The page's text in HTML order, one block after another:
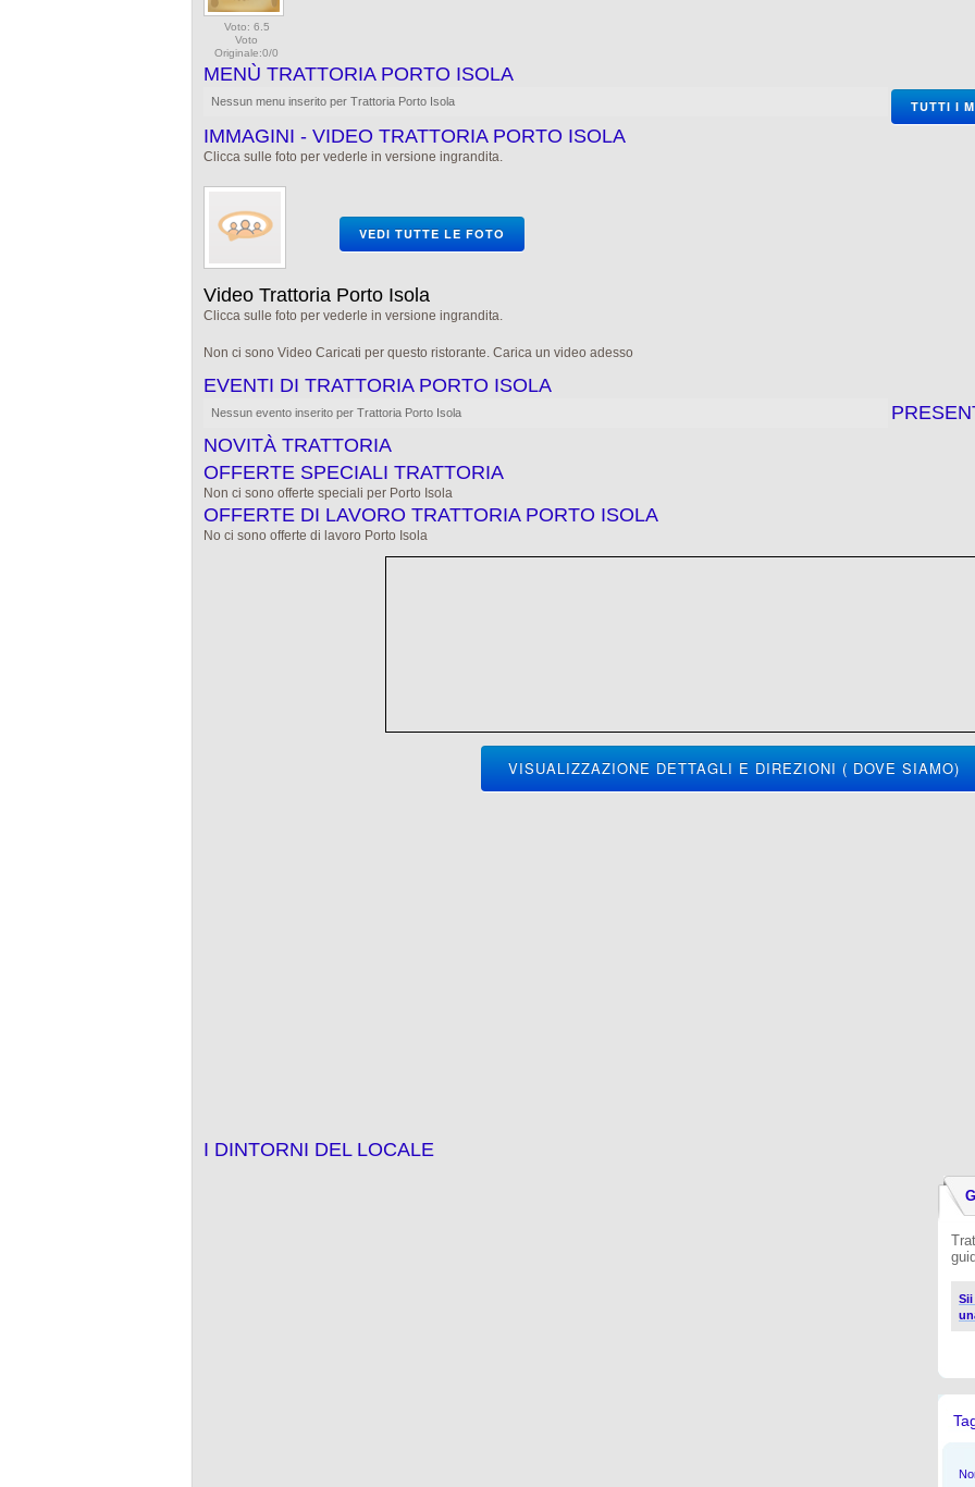
Voto: 6.5
Voto
Originale:0/0
MENÙ TRATTORIA PORTO ISOLA
Nessun menu inserito per Trattoria Porto Isola TUTTI I
IMMAGINI - VIDEO TRATTORIA PORTO ISOLA
Clicca sulle foto per vederle in versione ingrandita.
VEDI TUTTE LE FOTO
Video Trattoria Porto Isola
Clicca sulle foto per vederle in versione ingrandita.
Non ci sono Video Caricati per questo ristorante. Carica un video adesso
EVENTI DI TRATTORIA PORTO ISOLA
Nessun evento inserito per Trattoria Porto Isola
NOVITÀ TRATTORIA
OFFERTE SPECIALI TRATTORIA
Non ci sono offerte speciali per Porto Isola
OFFERTE DI LAVORO TRATTORIA PORTO ISOLA
No ci sono offerte di lavoro Porto Isola
VISUALIZZAZIONE DETTAGLI E DIREZIONI ( DOVE SIAMO)
I DINTORNI DEL LOCALE